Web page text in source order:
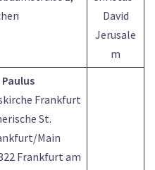
David
Jerusale
m
Frankfurt
St.
Main
Frankfurt am